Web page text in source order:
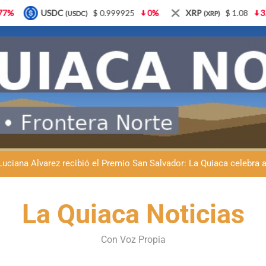
Natación inclusiva en La Quiaca: Celia Zenteno destacó el
La Quiaca defendió la soberanía nacional: el municipio rechazó
Álvarez recibió el Premio San Salvador: La Quiaca
Día del Niño en La Quiaca: el municipio prepara una gran
Natación inclusiva en La Quiaca: Celia Zenteno destacó el
La Quiaca defendió la soberanía nacional: el municipio
La Quiaca Noticias
Con Voz Propia
$ 0.999925 0% XRP(XRP) $ 1.08 3.87% Solana(SOL)